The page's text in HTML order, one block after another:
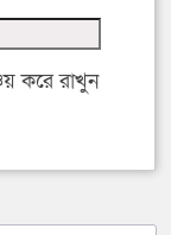
করে রাখুন